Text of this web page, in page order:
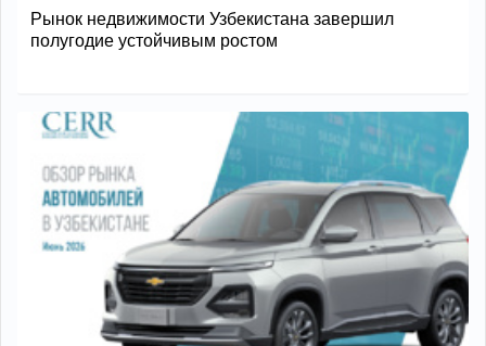
Рынок недвижимости Узбекистана завершил
полугодие устойчивым ростом